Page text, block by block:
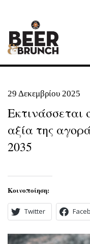
29 Δεκεμβρίου 2025
Εκτινάσσεται
αξία της
2035
Κοινοποίηση:
Twitter